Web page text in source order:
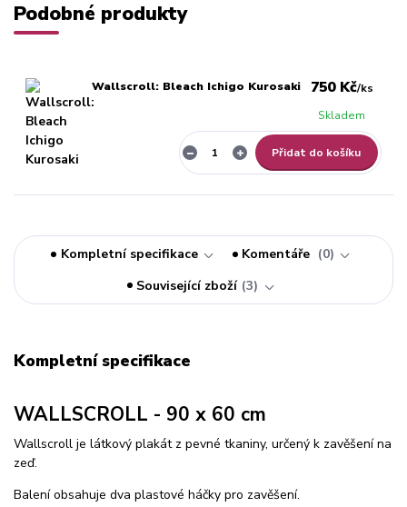
Podobné produkty
Wallscroll: Bleach Ichigo Kurosaki 750 Kč/ks
Skladem
Přidat do košíku
Kompletní specifikace Komentáře
0
Související zboží 3
Kompletní specifikace
WALLSCROLL - 90 x 60 cm
Wallscroll je látkový plakát z pevné tkaniny, určený k zavěšení na
zeď.
Balení obsahuje dva plastové háčky pro zavěšení.